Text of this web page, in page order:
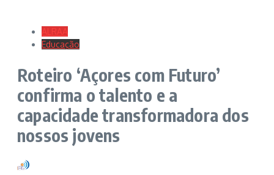
ALRAA
Educação
Roteiro ‘Açores com Futuro’
confirma o talento e a
capacidade transformadora dos
nossos jovens